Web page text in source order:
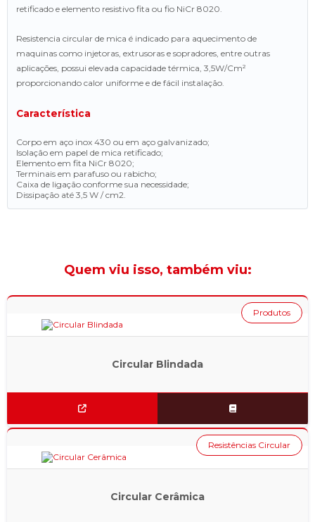
retificado e elemento resistivo fita ou fio NiCr 8020.
Resistencia circular de mica é indicado para aquecimento de
maquinas como injetoras, extrusoras e sopradores, entre outras
aplicações, possui elevada capacidade térmica, 3,5W/Cm²
proporcionando calor uniforme e de fácil instalação.
Característica
Corpo em aço inox 430 ou em aço galvanizado;
Isolação em papel de mica retificado;
Elemento em fita NiCr 8020;
Terminais em parafuso ou rabicho;
Caixa de ligação conforme sua necessidade;
Dissipação até 3,5 W / cm2.
Quem viu isso, também viu:
Circular Blindada
Produtos
Circular Cerâmica
Resistências Circular